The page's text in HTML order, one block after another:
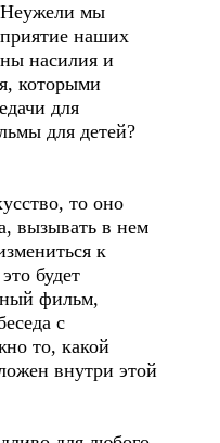
Неужели мы
наших
насилия и
которыми
для
для детей?
то оно
вызывать в нем
к
будет
фильм,
с
то, какой
внутри этой